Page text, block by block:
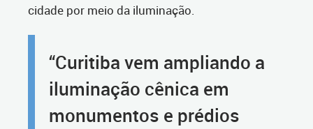
cidade por meio da iluminação.
“Curitiba vem ampliando a
iluminação cênica em
monumentos e prédios